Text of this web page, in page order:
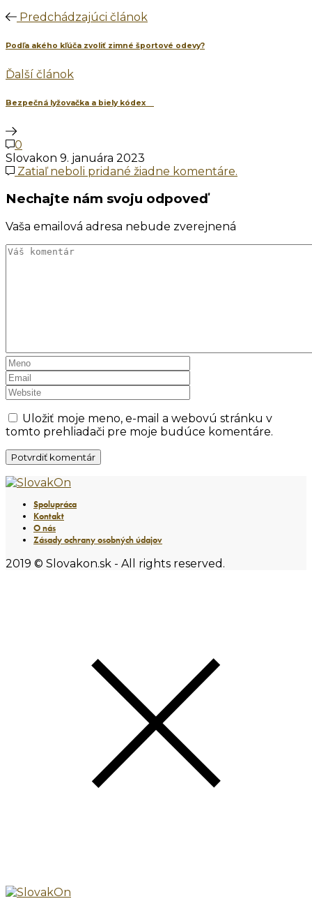
Predchádzajúci článok
Podľa akého kľúča zvoliť zimné športové odevy?
Ďalší článok
Bezpečná lyžovačka a biely kódex
0
Slovakon 9. januára 2023
Zatiaľ neboli pridané žiadne komentáre.
Nechajte nám svoju odpoveď
Vaša emailová adresa nebude zverejnená
Uložiť moje meno, e-mail a webovú stránku v
tomto prehliadači pre moje budúce komentáre.
Spolupráca
Kontakt
O nás
Zásady ochrany osobných údajov
2019 © Slovakon.sk - All rights reserved.